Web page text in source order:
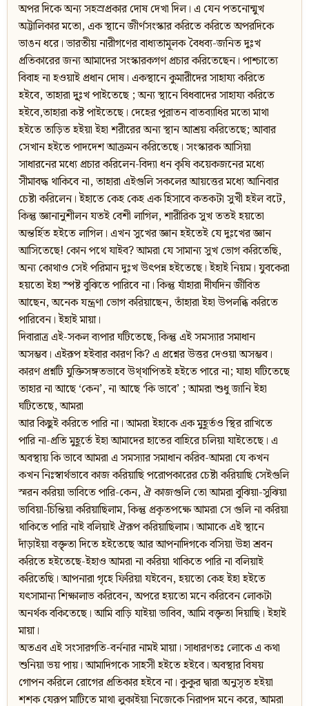
অপর দিকে অন্য সহস্রপ্রকার দোষ দেখা দিল। এ যেন পতনোন্মুখ
অট্টালিকার মতো, এক স্থানে জীর্ণসংস্কার করিতে করিতে অপরদিকে
ভাঙন ধরে। ভারতীয় নারীগণের বাধ্যতামূলক বৈধব্য-জনিত দুঃখ
প্রতিকারের জন্য আমাদের সংস্কারকগণ প্রচার করিতেছেন। পাশ্চাত্যে
বিবাহ না হওয়াই প্রধান দোষ। একস্থানে কুমারীদের সাহায্য করিতে
হইবে, তাহারা দু্ঃখ পাইতেছে ; অন্য স্থানে বিধবাদের সাহায্য করিতে
হইবে,তাহারা কষ্ট পাইতেছে। দেহের পুরাতন বাতব্যাধির মতো মাথা
হইতে তাড়িত হইয়া ইহা শরীরের অন্য স্থান আশ্রয় করিতেছে; আবার
সেখান হইতে পাদদেশ আক্রমন করিতেছে। সংস্কারক আসিয়া
সাধারনের মধ্যে প্রচার করিলেন-বিদ্যা ধন কৃষি কয়েকজনের মধ্যে
সীমাবদ্ধ থাকিবে না, তাহারা এইগুলি সকলের আয়ত্তের মধ্যে আনিবার
চেষ্টা করিলেন। ইহাতে কেহ কেহ এক হিসাবে কতকটা সুখী হইল বটে,
কিন্তু জ্ঞানানুশীলন যতই বেশী লাগিল, শারীরিক সুখ ততই হয়তো
অন্তর্হিত হইতে লাগিল। এখন সুখের জ্ঞান হইতেই যে দুঃখের জ্ঞান
আসিতেছে! কোন পথে যাইব? আমরা যে সামান্য সুখ ভোগ করিতেছি,
অন্য কোথাও সেই পরিমান দুঃখ উৎপন্ন হইতেছে। ইহাই নিয়ম। যুবকেরা
হয়তো ইহা স্পষ্ট বুঝিতে পারিবে না। কিন্তু যাঁহারা দীর্ঘদিন জীবিত
আছেন, অনেক যন্ত্রণা ভোগ করিয়াছেন, তাঁহারা ইহা উপলব্ধি করিতে
পারিবেন। ইহাই মায়া।
দিবারাত্র এই-সকল ব্যপার ঘটিতেছে, কিন্তু এই সমস্যার সমাধান
অসম্ভব। এইরূপ হইবার কারণ কি? এ প্রশ্নের উত্তর দেওয়া অসম্ভব।
কারণ প্রশ্নটি যুক্তিসঙ্গতভাবে উথ্থাপিতই হইতে পারে না; যাহা ঘটিতেছে
তাহার না আছে ‘কেন’, না আছে ‘কি ভাবে’ ; আমরা শুধু জানি ইহা
ঘটিতেছে, আমরা
আর কিছুই করিতে পারি না। আমরা ইহাকে এক মুহূর্তও স্থির রাখিতে
পারি না-প্রতি মুহূর্তে ইহা আমাদের হাতের বাহিরে চলিয়া যাইতেছে। এ
অবস্থায় কি ভাবে আমরা এ সমস্যার সমাধান করিব-আমরা যে কখন
কখন নিঃস্বার্থভাবে কাজ করিয়াছি পরোপকারের চেষ্টা করিয়াছি সেইগুলি
স্মরন করিয়া ভাবিতে পারি-কেন, ঐ কাজগুলি তো আমরা বুঝিয়া-সুঝিয়া
ভাবিয়া-চিন্তিয়া করিয়াছিলাম, কিন্তু প্রকৃতপক্ষে আমরা সে গুলি না করিয়া
থাকিতে পারি নাই বলিয়াই ঐরূপ করিয়াছিলাম। আমাকে এই স্থানে
দাঁড়াইয়া বক্তৃ্তা দিতে হইতেছে আর আপনাদিগকে বসিয়া উহা শ্রবন
করিতে হইতেছে-ইহাও আমরা না করিয়া থাকিতে পারি না বলিয়াই
করিতেছি। আপনারা গৃহে ফিরিয়া যইবেন, হয়তো কেহ ইহা হইতে
যৎসামান্য শিক্ষালাভ করিবেন, অপরে হয়তো মনে করিবেন লোকটা
অনর্থক বকিতেছে। আমি বাড়ি যাইয়া ভাবিব, আমি বক্তৃতা দিয়াছি। ইহাই
মায়া।
অতএব এই সংসারগতি-বর্ননার নামই মায়া। সাধারণতঃ লোকে এ কথা
শুনিয়া ভয় পায়। আমাদিগকে সাহসী হইতে হইবে। অবস্থার বিষয়
গোপন করিলে রোগের প্রতিকার হইবে না। কুকুর দ্বারা অনুসৃত হইয়া
শশক যেরূপ মাটিতে মাথা লুকাইয়া নিজেকে নিরাপদ মনে করে, আমরা